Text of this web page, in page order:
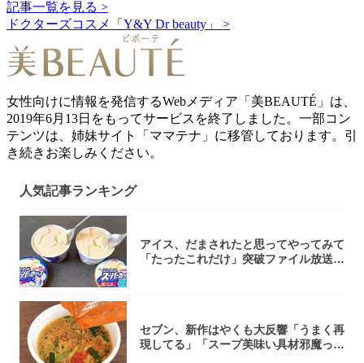
記事一覧を見る >
ドクターズコスメ「Y&Y Dr beauty」 >
女性向けに情報を発信するWebメディア「美BEAUTÉ」は、
2019年6月13日をもってサービスを終了しました。一部コン
テンツは、姉妹サイト「ママテナ」に移管しております。引
き続きお楽しみください。
人気記事ランキング
アイス、だまされたと思ってやってみて
「たったこれだけ」突破ファイル放送で
セブン、新作はやくも大反響「うまく再
現してる」「スープ美味い具材邪魔って